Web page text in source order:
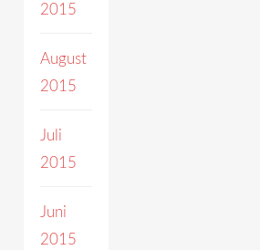
2015
August
2015
Juli
2015
Juni
2015